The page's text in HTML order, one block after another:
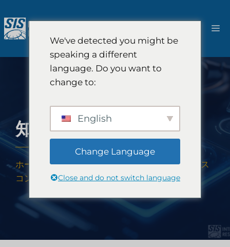
ン
テ
メ
ュ
知的財産市場調査
ホーム ソリューション-SISグローバルグロース
コンサルティング-知的財産市場調査
We've detected you might be
speaking a different
language. Do you want to
change to:
English
Change Language
Close and do not switch language